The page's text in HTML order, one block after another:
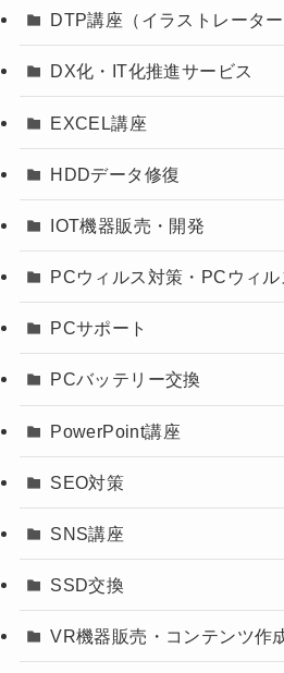
DTP講座（イラストレータ
DX化・IT化推進サービス
EXCEL講座
HDDデータ修復
IOT機器販売・開発
PCウィルス対策・PCウィ
PCサポート
PCバッテリー交換
PowerPoint講座
SEO対策
SNS講座
SSD交換
VR機器販売・コンテンツ作